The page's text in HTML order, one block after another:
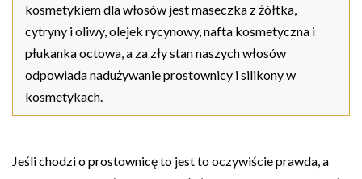
kosmetykiem dla włosów jest maseczka z żółtka,
cytryny i oliwy, olejek rycynowy, nafta kosmetyczna i
płukanka octowa, a za zły stan naszych włosów
odpowiada nadużywanie prostownicy i silikony w
kosmetykach.
Jeśli chodzi o prostownicę to jest to oczywiście prawda, a